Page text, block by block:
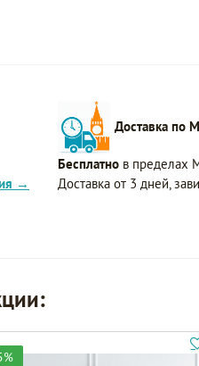
→
Доставка по
Бесплатно в пределах
Доставка от 3 дней,